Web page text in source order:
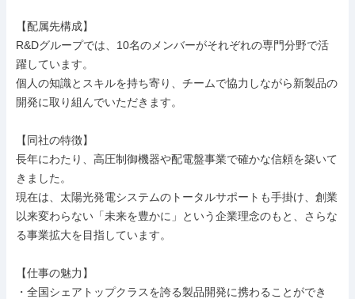
【配属先構成】
R&Dグループでは、10名のメンバーがそれぞれの専門分野で活
躍しています。
個人の知識とスキルを持ち寄り、チームで協力しながら新製品の
開発に取り組んでいただきます。
【同社の特徴】
長年にわたり、高圧制御機器や配電盤事業で確かな信頼を築いて
きました。
現在は、太陽光発電システムのトータルサポートも手掛け、創業
以来変わらない「未来を豊かに」という企業理念のもと、さらな
る事業拡大を目指しています。
【仕事の魅力】
・全国シェアトップクラスを誇る製品開発に携わることができ